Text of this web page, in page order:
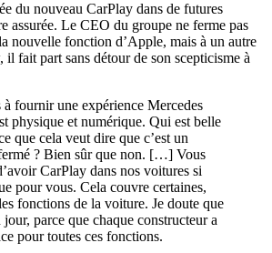
du nouveau CarPlay dans de futures
assurée. Le CEO du groupe ne ferme pas
nouvelle fonction d’Apple, mais à un autre
il fait part sans détour de son scepticisme à
fournir une expérience Mercedes
physique et numérique. Qui est belle
que cela veut dire que c’est un
? Bien sûr que non. […] Vous
CarPlay dans nos voitures si
pour vous. Cela couvre certaines,
fonctions de la voiture. Je doute que
jour, parce que chaque constructeur a
pour toutes ces fonctions.